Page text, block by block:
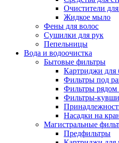
Очистители для
Жидкое мыло
Фены для волос
Сушилки для рук
Пепельницы
Вода и водоочистка
Бытовые фильтры
Картриджи для
Фильтры под
Фильтры рядом
Фильтры-
Насадки на
Магистральные
Предфильтры